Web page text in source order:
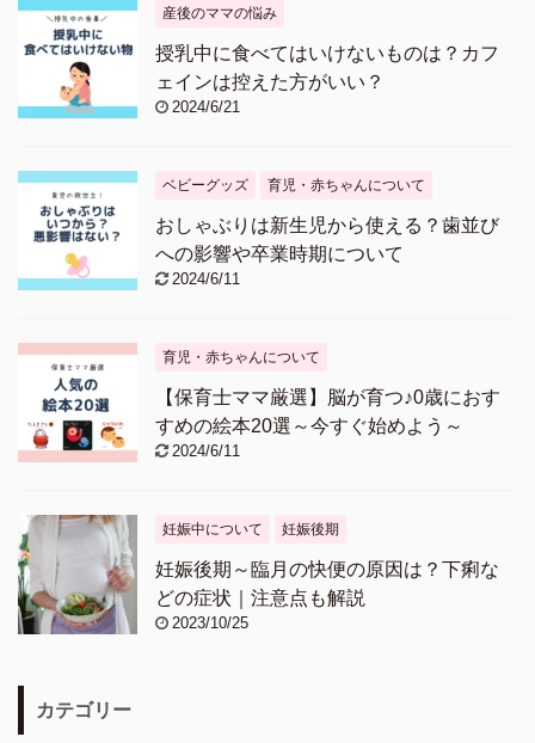
産後のママの悩み
授乳中に食べてはいけないものは？カフ
ェインは控えた方がいい？
2024/6/21
ベビーグッズ 育児・赤ちゃんについて
おしゃぶりは新生児から使える？歯並び
への影響や卒業時期について
2024/6/11
育児・赤ちゃんについて
【保育士ママ厳選】脳が育つ♪0歳におす
すめの絵本20選～今すぐ始めよう～
2024/6/11
妊娠中について 妊娠後期
妊娠後期～臨月の快便の原因は？下痢な
どの症状｜注意点も解説
2023/10/25
カテゴリー